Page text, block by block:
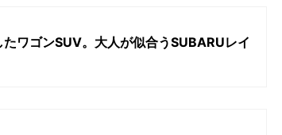
たワゴンSUV。大人が似合うSUBARUレイ